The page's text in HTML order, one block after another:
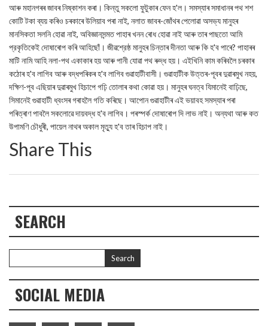
আৰু মহানগৰৰ জাবৰ নিষ্কাশন কৰা। কিন্তু সকলো ফুটুকাৰ ফেন হ'ল। সমস্যাৰ সমাধানৰ পথ শশ
কোটি টকা ব্যয় কৰিও চৰকাৰে উলিয়াব পৰা নাই, নলাত জাবৰ-জোঁথৰ পেলোৱা অসভ্য মানুহৰ
মানসিকতা সলনি হোৱা নাই, অবিজ্ঞানসন্মত পাহাৰ খনন ৰোধ হোৱা নাই আৰু তাৰ পাছতো আমি
প্রকৃতিকেই দোষাৰোপ কৰি আহিছোঁ। জীৱশ্রেষ্ঠ মানুহৰ চিন্তাৰ দীনতা আৰু কি হ'ব পাৰে? পাহাৰৰ
মাটি নামি আহি নলা-পথ একাকাৰ হয় আৰু পানী যোৱা পথ ৰুদ্ধ হয়। এইখিনি কাম কৰিবলৈ চৰকাৰ
কঠোৰ হ'ব লাগিব আৰু বদ্ধপৰিকৰ হ'ব লাগিব গুৱাহাটীবাসী। গুৱাহাটীক উত্তৰ-পূবৰ দুৱাৰমুখ নহয়,
দক্ষিণ-পূব এছিয়াৰ দুৱাৰমুখ হিচাপে গঢ়ি তোলাৰ কথা কোৱা হয়। মানুহৰ ঘনত্ব যিমানেই বাঢ়িছে,
সিমানেই গুৱাহাটী ধ্বংসৰ গৰাহলৈ গতি কৰিছে। আপোন গুৱাহাটীৰ এই ভয়াবহ সমস্যাৰ পৰা
পৰিত্ৰাণ পাবলৈ সকলোৱে দায়বদ্ধ হ'ব লাগিব। পৰস্পৰ্ক দোষাৰোপ দি লাভ নাই। অন্যথা আৰু কত
উপামণি চৌধুৰী, পায়েল নাথৰ অকাল মৃত্যু হ'ব তাৰ হিচাপ নাই।
Share This
SEARCH
SOCIAL MEDIA